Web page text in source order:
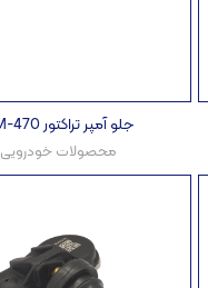
جلو آمپر تراکتور ITM-470
محصولات خودرویی